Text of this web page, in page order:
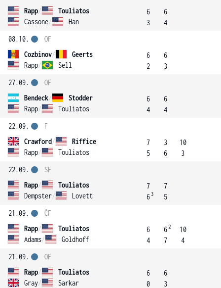
Rapp/
Touliatos
Cassone/ Han
6
3
6
4
08.10.
Cozbinov/
Geerts
Rapp/ Sell
OF
6
2
6
3
27.09.
Bendeck/
Stodder
Rapp/ Touliatos
OF
6
4
6
4
22.09.
Crawford/
Riffice
Rapp/ Touliatos
F
7
5
3
6
10
3
22.09.
Rapp/
Touliatos
Dempster/ Lovett
SF
7
6 3
7
5
21.09.
Rapp/
Touliatos
Adams/ Goldhoff
ČF
6
4
62
7
10
4
21.09.
Rapp/
Touliatos
Gray/ Sarkar
OF
6
0
6
3